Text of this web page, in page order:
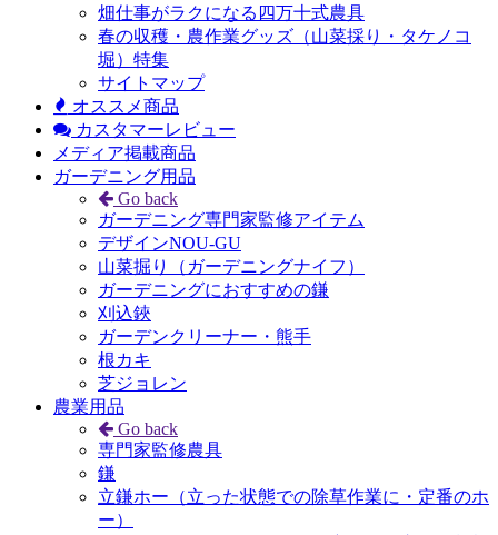
畑仕事がラクになる四万十式農具
春の収穫・農作業グッズ（山菜採り・タケノコ
堀）特集
サイトマップ
オススメ商品
カスタマーレビュー
メディア掲載商品
ガーデニング用品
Go back
ガーデニング専門家監修アイテム
デザインNOU-GU
山菜掘り（ガーデニングナイフ）
ガーデニングにおすすめの鎌
刈込鋏
ガーデンクリーナー・熊手
根カキ
芝ジョレン
農業用品
Go back
専門家監修農具
鎌
立鎌ホー（立った状態での除草作業に・定番のホ
ー）